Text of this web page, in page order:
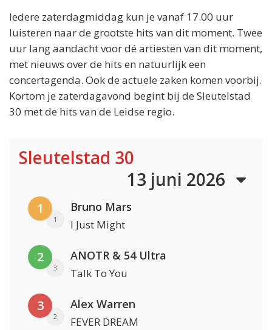
Iedere zaterdagmiddag kun je vanaf 17.00 uur
luisteren naar de grootste hits van dit moment. Twee
uur lang aandacht voor dé artiesten van dit moment,
met nieuws over de hits en natuurlijk een
concertagenda. Ook de actuele zaken komen voorbij.
Kortom je zaterdagavond begint bij de Sleutelstad
30 met de hits van de Leidse regio.
Sleutelstad 30
13 juni 2026
1
1
Bruno Mars
I Just Might
2
3
ANOTR & 54 Ultra
Talk To You
3
2
Alex Warren
FEVER DREAM